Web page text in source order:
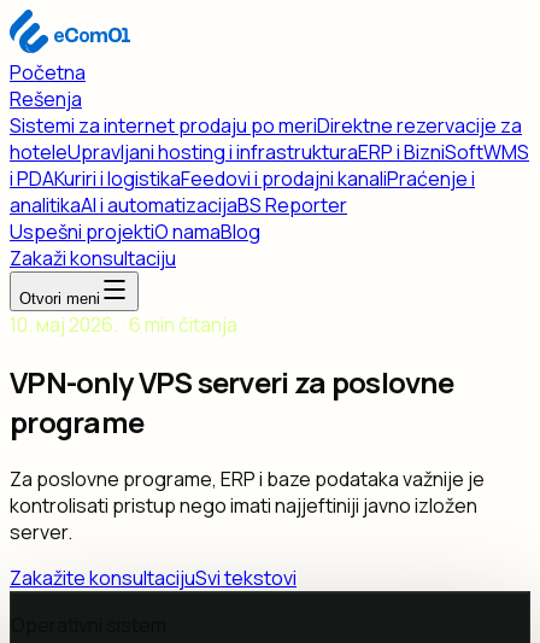
Početna
Rešenja
Sistemi za internet prodaju po meriDirektne rezervacije za
hoteleUpravljani hosting i infrastrukturaERP i BizniSoftWMS
i PDAKuriri i logistikaFeedovi i prodajni kanaliPraćenje i
analitikaAI i automatizacijaBS Reporter
Uspešni projektiO namaBlog
Zakaži konsultaciju
Otvori meni
10. мај 2026. · 6 min čitanja
VPN-only VPS serveri za poslovne
programe
Za poslovne programe, ERP i baze podataka važnije je
kontrolisati pristup nego imati najjeftiniji javno izložen
server.
Zakažite konsultacijuSvi tekstovi